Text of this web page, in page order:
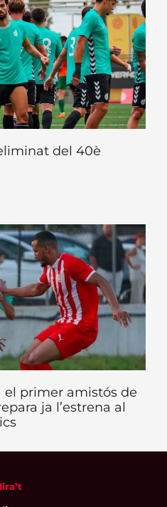
del 40è
el primer amistós de
ja l’estrena al